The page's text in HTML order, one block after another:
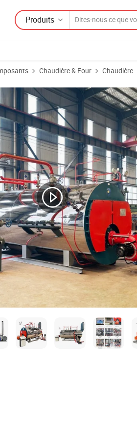
Produits
Chaudière & Four Chaudière
de durcissement T/H pour le